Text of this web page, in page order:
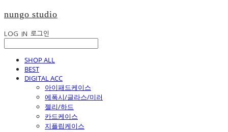
nungo studio
LOG IN 로그인
SHOP ALL
BEST
DIGITAL ACC
아이패드케이스
에폭시/글라스/미러
젤리/하드
카드케이스
지플립케이스